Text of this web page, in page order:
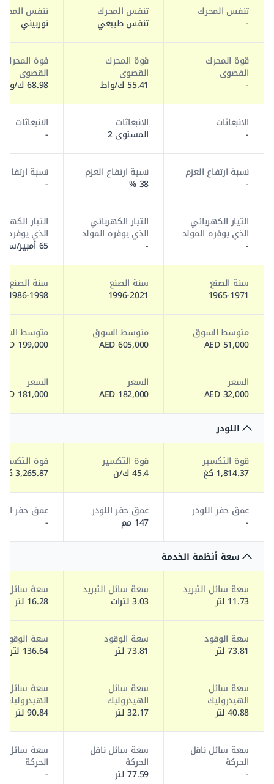
تنفس المحرك
-
تنفس المحرك
تنفس طبيعي
تنفس
توربيني
قوة المحرك
القصوى
-
قوة المحرك
القصوى
55.41 ك/واط
قوة المحرك
القصوى
68.98 ك/واط
الانبعاثات
-
الانبعاثات
المستوى 2
الانبعاثات
-
نسبة ارتفاع العزم
-
نسبة ارتفاع العزم
38 %
نسبة ارتفاع
-
التيار الكهربائي
الذي يوفره المولد
-
التيار الكهربائي
الذي يوفره المولد
-
التيار
الذي يوفره
65 أمبير/سا
سنة الصنع
1965-1971
سنة الصنع
1996-2021
سنة الصنع
1986-1998
متوسط السوق
51,000 AED
متوسط السوق
605,000 AED
متوسط
199,000 AED
السعر
32,000 AED
السعر
182,000 AED
السعر
181,000 AED
اللودر
قوة التكسير
1,814.37 كغ
قوة التكسير
45.4 ك/ن
قوة التكسير
3,265.87 كغ
عمق حفر اللودر
-
عمق حفر اللودر
147 مم
عمق حفر
-
سعة أنظمة الخدمة
سعة سائل التبريد
11.73 لتر
سعة سائل التبريد
3.03 لترات
سعة سائل
16.28 لتر
سعة الوقود
73.81 لتر
سعة الوقود
73.81 لتر
سعة الوقود
136.64 لتر
سعة سائل
الهيدروليك
40.88 لتر
سعة سائل
الهيدروليك
32.17 لتر
سعة سائل
الهيدروليك
90.84 لتر
سعة سائل ناقل
الحركة
-
سعة سائل ناقل
الحركة
77.59 لتر
سعة سائل
الحركة
-